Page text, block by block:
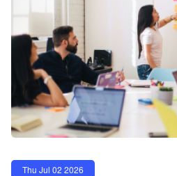
Thu Jul 02 2026